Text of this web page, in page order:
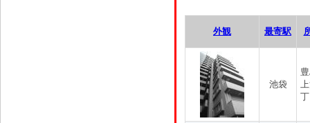
外観 最寄駅
池袋